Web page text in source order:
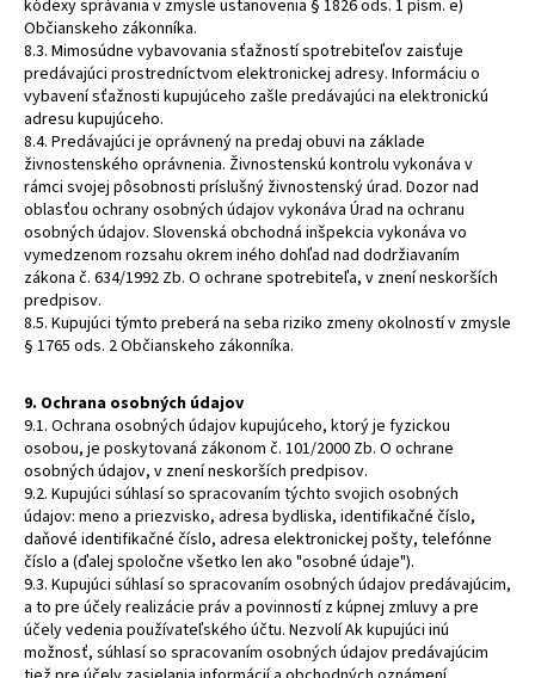
kódexy správania v zmysle ustanovenia § 1826 ods. 1 písm. e)
Občianskeho zákonníka.
8.3. Mimosúdne vybavovania sťažností spotrebiteľov zaisťuje
predávajúci prostredníctvom elektronickej adresy. Informáciu o
vybavení sťažnosti kupujúceho zašle predávajúci na elektronickú
adresu kupujúceho.
8.4. Predávajúci je oprávnený na predaj obuvi na základe
živnostenského oprávnenia. Živnostenskú kontrolu vykonáva v
rámci svojej pôsobnosti príslušný živnostenský úrad. Dozor nad
oblasťou ochrany osobných údajov vykonáva Úrad na ochranu
osobných údajov. Slovenská obchodná inšpekcia vykonáva vo
vymedzenom rozsahu okrem iného dohľad nad dodržiavaním
zákona č. 634/1992 Zb. O ochrane spotrebiteľa, v znení neskorších
predpisov.
8.5. Kupujúci týmto preberá na seba riziko zmeny okolností v zmysle
§ 1765 ods. 2 Občianskeho zákonníka.
9. Ochrana osobných údajov
9.1. Ochrana osobných údajov kupujúceho, ktorý je fyzickou
osobou, je poskytovaná zákonom č. 101/2000 Zb. O ochrane
osobných údajov, v znení neskorších predpisov.
9.2. Kupujúci súhlasí so spracovaním týchto svojich osobných
údajov: meno a priezvisko, adresa bydliska, identifikačné číslo,
daňové identifikačné číslo, adresa elektronickej pošty, telefónne
číslo a (ďalej spoločne všetko len ako "osobné údaje").
9.3. Kupujúci súhlasí so spracovaním osobných údajov predávajúcim,
a to pre účely realizácie práv a povinností z kúpnej zmluvy a pre
účely vedenia používateľského účtu. Nezvolí Ak kupujúci inú
možnosť, súhlasí so spracovaním osobných údajov predávajúcim